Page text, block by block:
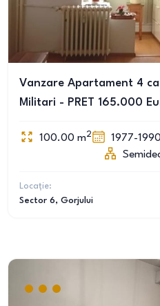
Vanzare Apartament 4
Militari - PRET 165.000
100.00 m2 1977-1990
Locație:
Sector 6, Gorjului